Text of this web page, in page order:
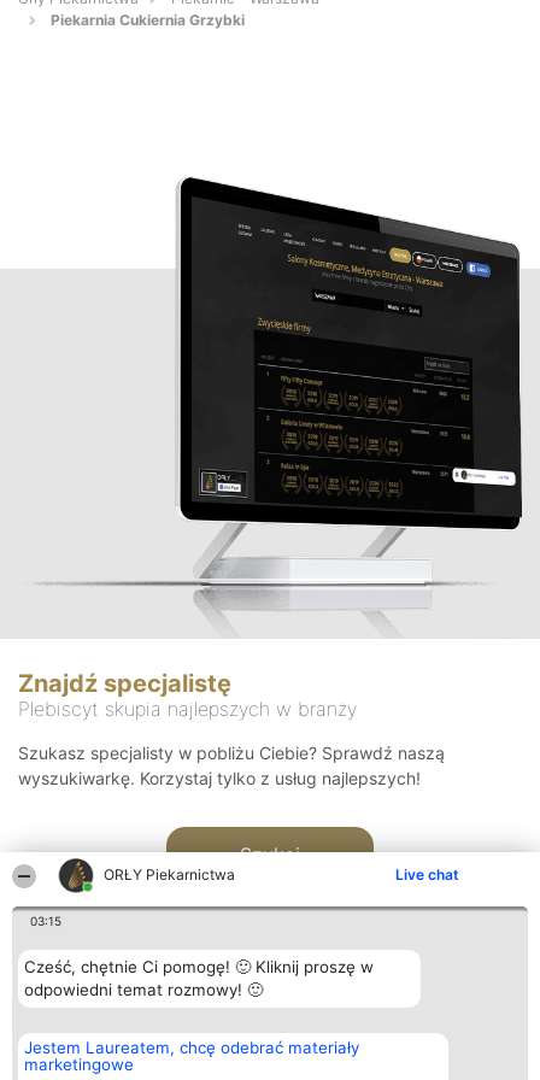
ORŁY Piekarnictwa Live chat
03:15
Cześć, chętnie Ci pomogę! 🙂 Kliknij proszę w
odpowiedni temat rozmowy! 🙂
Jestem Laureatem, chcę odebrać materiały
marketingowe
Piekarnia Cukiernia Grzybki
Znajdź specjalistę
Plebiscyt skupia najlepszych w branży
Szukasz specjalisty w pobliżu Ciebie? Sprawdź naszą
wyszukiwarkę. Korzystaj tylko z usług najlepszych!
Szukaj
Organizator plebiscytu
Bright Side Solutions sp. z o.
o. sp. k.
Plebiscyt
Laureaci
Kontakt
Kontakt